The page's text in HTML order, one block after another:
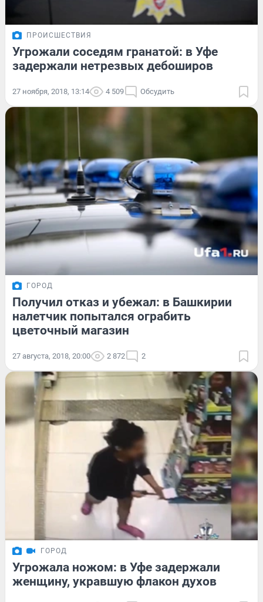
ПРОИСШЕСТВИЯ
Угрожали соседям гранатой: в Уфе
задержали нетрезвых дебоширов
27 ноября, 2018, 13:14 4 509 Обсудить
ГОРОД
Получил отказ и убежал: в Башкирии
налетчик попытался ограбить
цветочный магазин
27 августа, 2018, 20:00 2 872 2
ГОРОД
Угрожала ножом: в Уфе задержали
женщину, укравшую флакон духов